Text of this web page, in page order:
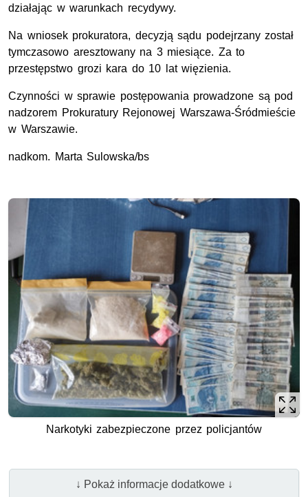
działając w warunkach recydywy.
Na wniosek prokuratora, decyzją sądu podejrzany został
tymczasowo aresztowany na 3 miesiące. Za to
przestępstwo grozi kara do 10 lat więzienia.
Czynności w sprawie postępowania prowadzone są pod
nadzorem Prokuratury Rejonowej Warszawa-Śródmieście
w Warszawie.
nadkom. Marta Sulowska/bs
Narkotyki zabezpieczone przez policjantów
↓ Pokaż informacje dodatkowe ↓